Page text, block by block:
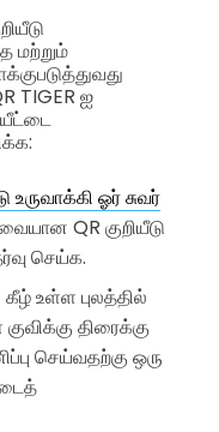
மற்றும்
TIGER ஐ
உருவாக்கி ஓர் சுவர்
QR குறியீடு
செய்க.
உள்ள புலத்தில்
திரைக்கு
செய்வதற்கு ஒரு